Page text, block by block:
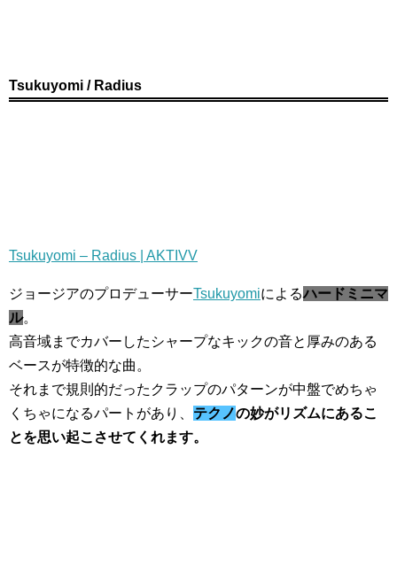
Tsukuyomi / Radius
Tsukuyomi – Radius | AKTIVV
ジョージアのプロデューサーTsukuyomiによるハードミニマ
ル。
高音域までカバーしたシャープなキックの音と厚みのある
ベースが特徴的な曲。
それまで規則的だったクラップのパターンが中盤でめちゃ
くちゃになるパートがあり、 テクノの妙がリズムにあるこ
とを思い起こさせてくれます。